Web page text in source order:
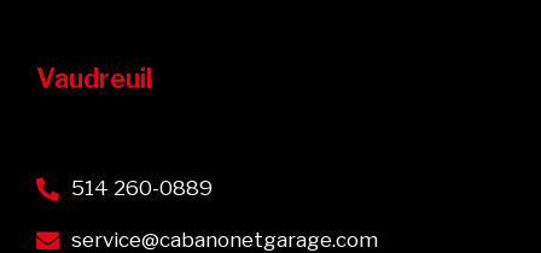
Vaudreuil
514 260-0889
service@cabanonetgarage.com